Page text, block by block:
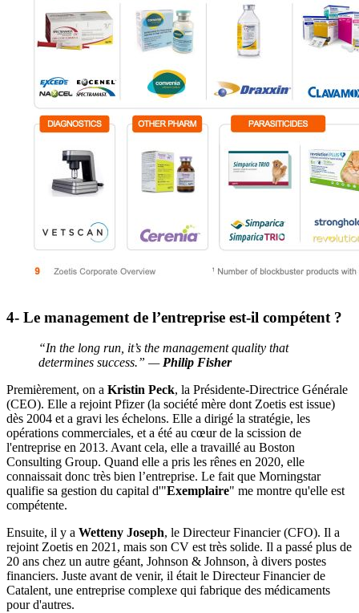
4- Le management de l’entreprise est-il compétent ?
“In the long run, it’s the management quality that
determines success.” — Philip Fisher
Premièrement, on a Kristin Peck, la Présidente-Directrice Générale
(CEO). Elle a rejoint Pfizer (la société mère dont Zoetis est issue)
dès 2004 et a gravi les échelons. Elle a dirigé la stratégie, les
opérations commerciales, et a été au cœur de la scission de
l'entreprise en 2013. Avant cela, elle a travaillé au Boston
Consulting Group. Quand elle a pris les rênes en 2020, elle
connaissait donc très bien l’entreprise. Le fait que Morningstar
qualifie sa gestion du capital d'"Exemplaire" me montre qu'elle est
compétente.
Ensuite, il y a Wetteny Joseph, le Directeur Financier (CFO). Il a
rejoint Zoetis en 2021, mais son CV est très solide. Il a passé plus de
20 ans chez un autre géant, Johnson & Johnson, à divers postes
financiers. Juste avant de venir, il était le Directeur Financier de
Catalent, une entreprise complexe qui fabrique des médicaments
pour d'autres.